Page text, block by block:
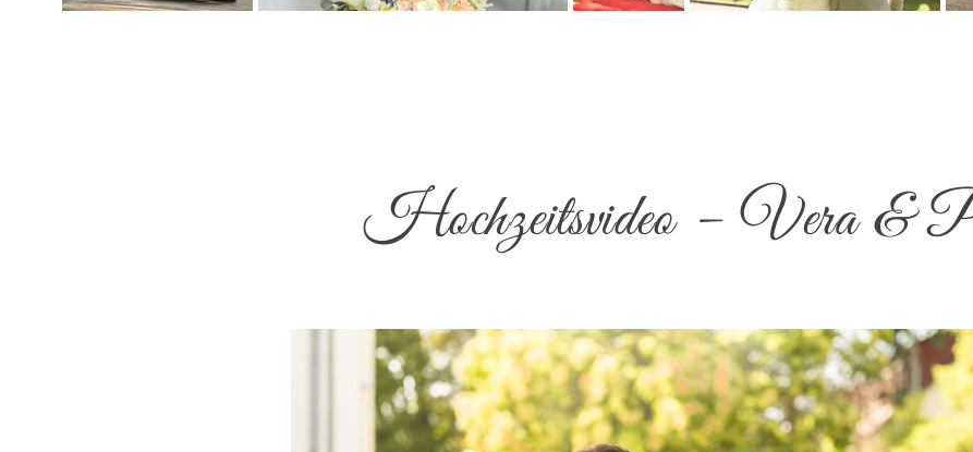
Hochzeitsvideo – Vera &